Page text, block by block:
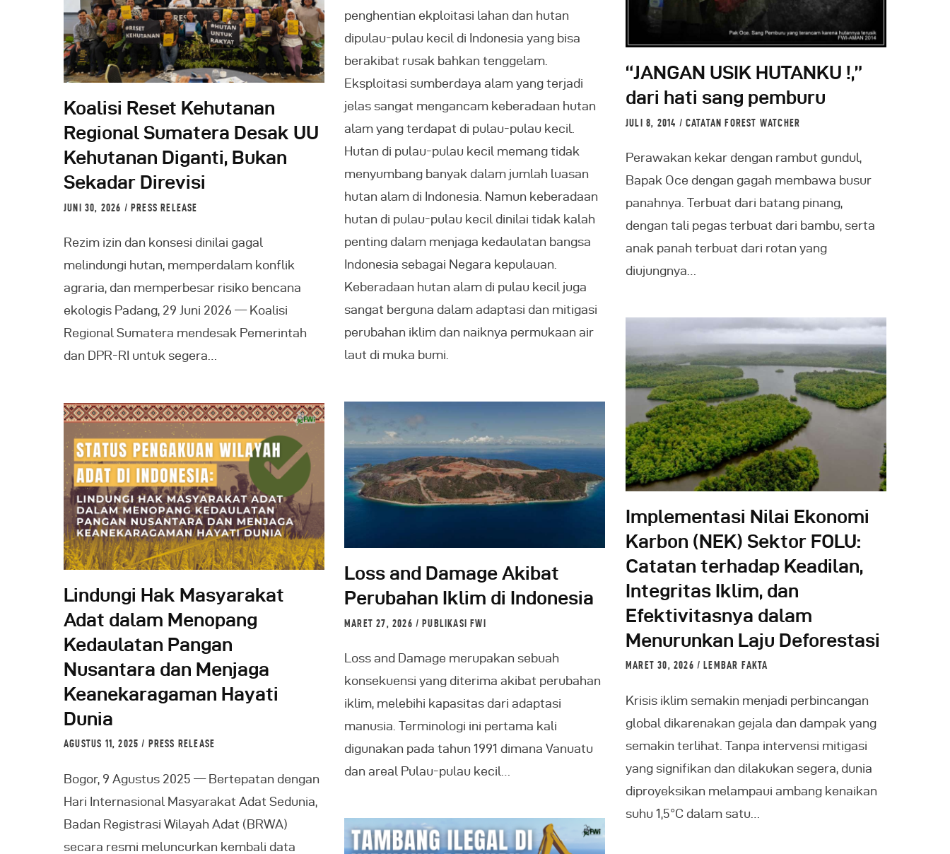
penghentian ekploitasi lahan dan hutan
dipulau-pulau kecil di Indonesia yang bisa
berakibat rusak bahkan tenggelam.
Eksploitasi sumberdaya alam yang terjadi
jelas sangat mengancam keberadaan hutan
alam yang terdapat di pulau-pulau kecil.
Hutan di pulau-pulau kecil memang tidak
menyumbang banyak dalam jumlah luasan
hutan alam di Indonesia. Namun keberadaan
hutan di pulau-pulau kecil dinilai tidak kalah
penting dalam menjaga kedaulatan bangsa
Indonesia sebagai Negara kepulauan.
Keberadaan hutan alam di pulau kecil juga
sangat berguna dalam adaptasi dan mitigasi
perubahan iklim dan naiknya permukaan air
laut di muka bumi.
“JANGAN USIK HUTANKU !,”
dari hati sang pemburu
JULI 8, 2014 CATATAN FOREST WATCHER
Perawakan kekar dengan rambut gundul,
Bapak Oce dengan gagah membawa busur
panahnya. Terbuat dari batang pinang,
dengan tali pegas terbuat dari bambu, serta
anak panah terbuat dari rotan yang
diujungnya…
Koalisi Reset Kehutanan
Regional Sumatera Desak UU
Kehutanan Diganti, Bukan
Sekadar Direvisi
JUNI 30, 2026 PRESS RELEASE
Rezim izin dan konsesi dinilai gagal
melindungi hutan, memperdalam konflik
agraria, dan memperbesar risiko bencana
ekologis Padang, 29 Juni 2026 — Koalisi
Regional Sumatera mendesak Pemerintah
dan DPR-RI untuk segera…
Implementasi Nilai Ekonomi
Karbon (NEK) Sektor FOLU:
Catatan terhadap Keadilan,
Integritas Iklim, dan
Efektivitasnya dalam
Menurunkan Laju Deforestasi
MARET 30, 2026 LEMBAR FAKTA
Krisis iklim semakin menjadi perbincangan
global dikarenakan gejala dan dampak yang
semakin terlihat. Tanpa intervensi mitigasi
yang signifikan dan dilakukan segera, dunia
diproyeksikan melampaui ambang kenaikan
suhu 1,5°C dalam satu…
Loss and Damage Akibat
Perubahan Iklim di Indonesia
MARET 27, 2026 PUBLIKASI FWI
Loss and Damage merupakan sebuah
konsekuensi yang diterima akibat perubahan
iklim, melebihi kapasitas dari adaptasi
manusia. Terminologi ini pertama kali
digunakan pada tahun 1991 dimana Vanuatu
dan areal Pulau-pulau kecil…
Lindungi Hak Masyarakat
Adat dalam Menopang
Kedaulatan Pangan
Nusantara dan Menjaga
Keanekaragaman Hayati
Dunia
AGUSTUS 11, 2025 PRESS RELEASE
Bogor, 9 Agustus 2025 — Bertepatan dengan
Hari Internasional Masyarakat Adat Sedunia,
Badan Registrasi Wilayah Adat (BRWA)
secara resmi meluncurkan kembali data